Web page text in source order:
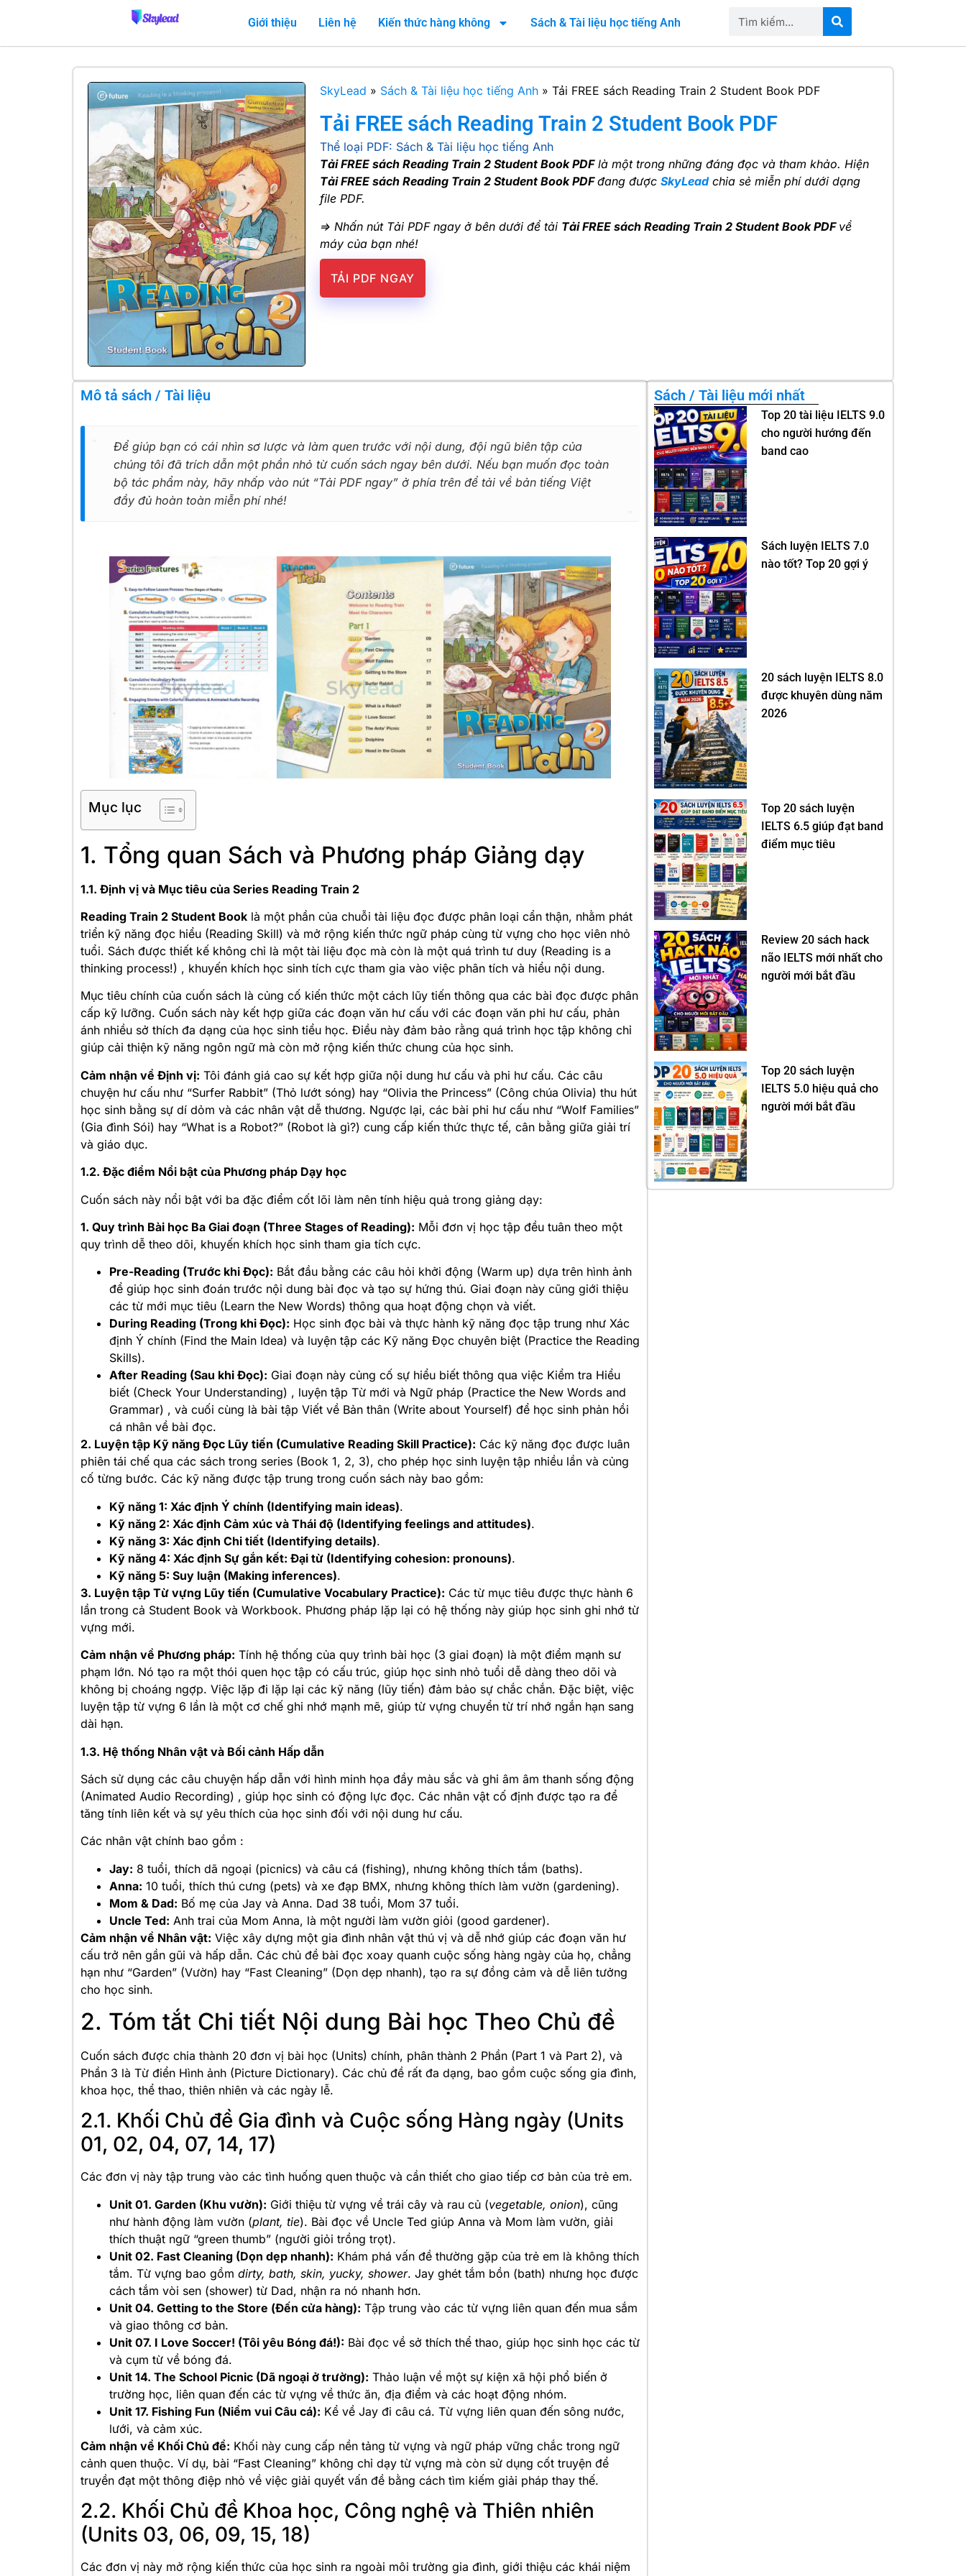
Giới thiệu Liên hệ Kiến thức hàng không Sách & Tài liệu học tiếng Anh
SkyLead » Sách & Tài liệu học tiếng Anh» Tải FREE sách Reading Train 2 Student Book PDF
Tải FREE sách Reading Train 2 Student Book PDF
Thể loại PDF: Sách & Tài liệu học tiếng Anh
Tải FREE sách Reading Train 2 Student Book PDFlà một trong những đáng đọc và tham khảo. Hiện
Tải FREE sách Reading Train 2 Student Book PDFđang được SkyLeadchia sẻ miễn phí dưới dạng
file PDF.
=> Nhấn nút Tải PDF ngay ở bên dưới để tải Tải FREE sách Reading Train 2 Student Book PDF về
máy của bạn nhé!
TẢI PDF NGAY
Mô tả sách / Tài liệu
Để giúp bạn có cái nhìn sơ lược và làm quen trước với nội dung, đội ngũ biên tập của
chúng tôi đã trích dẫn một phần nhỏ từ cuốn sách ngay bên dưới. Nếu bạn muốn đọc toàn
bộ tác phẩm này, hãy nhấp vào nút “Tải PDF ngay” ở phía trên để tải về bản tiếng Việt
đầy đủ hoàn toàn miễn phí nhé!
Mục lục
1. Tổng quan Sách và Phương pháp Giảng dạy
1.1. Định vị và Mục tiêu của Series Reading Train 2
Reading Train 2 Student Book là một phần của chuỗi tài liệu đọc được phân loại cẩn thận, nhằm phát
triển kỹ năng đọc hiểu (Reading Skill) và mở rộng kiến thức ngữ pháp cùng từ vựng cho học viên nhỏ
tuổi. Sách được thiết kế không chỉ là một tài liệu đọc mà còn là một quá trình tư duy (Reading is a
thinking process!) , khuyến khích học sinh tích cực tham gia vào việc phân tích và hiểu nội dung.
Mục tiêu chính của cuốn sách là củng cố kiến thức một cách lũy tiến thông qua các bài đọc được phân
cấp kỹ lưỡng. Cuốn sách này kết hợp giữa các đoạn văn hư cấu với các đoạn văn phi hư cấu, phản
ánh nhiều sở thích đa dạng của học sinh tiểu học. Điều này đảm bảo rằng quá trình học tập không chỉ
giúp cải thiện kỹ năng ngôn ngữ mà còn mở rộng kiến thức chung của học sinh.
Cảm nhận về Định vị: Tôi đánh giá cao sự kết hợp giữa nội dung hư cấu và phi hư cấu. Các câu
chuyện hư cấu như “Surfer Rabbit” (Thỏ lướt sóng) hay “Olivia the Princess” (Công chúa Olivia) thu hút
học sinh bằng sự dí dỏm và các nhân vật dễ thương. Ngược lại, các bài phi hư cấu như “Wolf Families”
(Gia đình Sói) hay “What is a Robot?” (Robot là gì?) cung cấp kiến thức thực tế, cân bằng giữa giải trí
và giáo dục.
1.2. Đặc điểm Nổi bật của Phương pháp Dạy học
Cuốn sách này nổi bật với ba đặc điểm cốt lõi làm nên tính hiệu quả trong giảng dạy:
1. Quy trình Bài học Ba Giai đoạn (Three Stages of Reading): Mỗi đơn vị học tập đều tuân theo một
quy trình dễ theo dõi, khuyến khích học sinh tham gia tích cực.
Pre-Reading (Trước khi Đọc): Bắt đầu bằng các câu hỏi khởi động (Warm up) dựa trên hình ảnh
để giúp học sinh đoán trước nội dung bài đọc và tạo sự hứng thú. Giai đoạn này cũng giới thiệu
các từ mới mục tiêu (Learn the New Words) thông qua hoạt động chọn và viết.
During Reading (Trong khi Đọc): Học sinh đọc bài và thực hành kỹ năng đọc tập trung như Xác
định Ý chính (Find the Main Idea) và luyện tập các Kỹ năng Đọc chuyên biệt (Practice the Reading
Skills).
After Reading (Sau khi Đọc): Giai đoạn này củng cố sự hiểu biết thông qua việc Kiểm tra Hiểu
biết (Check Your Understanding) , luyện tập Từ mới và Ngữ pháp (Practice the New Words and
Grammar) , và cuối cùng là bài tập Viết về Bản thân (Write about Yourself) để học sinh phản hồi
cá nhân về bài đọc.
2. Luyện tập Kỹ năng Đọc Lũy tiến (Cumulative Reading Skill Practice): Các kỹ năng đọc được luân
phiên tái chế qua các sách trong series (Book 1, 2, 3), cho phép học sinh luyện tập nhiều lần và củng
cố từng bước. Các kỹ năng được tập trung trong cuốn sách này bao gồm:
Kỹ năng 1: Xác định Ý chính (Identifying main ideas).
Kỹ năng 2: Xác định Cảm xúc và Thái độ (Identifying feelings and attitudes).
Kỹ năng 3: Xác định Chi tiết (Identifying details).
Kỹ năng 4: Xác định Sự gắn kết: Đại từ (Identifying cohesion: pronouns).
Kỹ năng 5: Suy luận (Making inferences).
3. Luyện tập Từ vựng Lũy tiến (Cumulative Vocabulary Practice): Các từ mục tiêu được thực hành 6
lần trong cả Student Book và Workbook. Phương pháp lặp lại có hệ thống này giúp học sinh ghi nhớ từ
vựng mới.
Cảm nhận về Phương pháp: Tính hệ thống của quy trình bài học (3 giai đoạn) là một điểm mạnh sư
phạm lớn. Nó tạo ra một thói quen học tập có cấu trúc, giúp học sinh nhỏ tuổi dễ dàng theo dõi và
không bị choáng ngợp. Việc lặp đi lặp lại các kỹ năng (lũy tiến) đảm bảo sự chắc chắn. Đặc biệt, việc
luyện tập từ vựng 6 lần là một cơ chế ghi nhớ mạnh mẽ, giúp từ vựng chuyển từ trí nhớ ngắn hạn sang
dài hạn.
1.3. Hệ thống Nhân vật và Bối cảnh Hấp dẫn
Sách sử dụng các câu chuyện hấp dẫn với hình minh họa đầy màu sắc và ghi âm âm thanh sống động
(Animated Audio Recording) , giúp học sinh có động lực đọc. Các nhân vật cố định được tạo ra để
tăng tính liên kết và sự yêu thích của học sinh đối với nội dung hư cấu.
Các nhân vật chính bao gồm :
Jay: 8 tuổi, thích dã ngoại (picnics) và câu cá (fishing), nhưng không thích tắm (baths).
Anna: 10 tuổi, thích thú cưng (pets) và xe đạp BMX, nhưng không thích làm vườn (gardening).
Mom & Dad: Bố mẹ của Jay và Anna. Dad 38 tuổi, Mom 37 tuổi.
Uncle Ted: Anh trai của Mom Anna, là một người làm vườn giỏi (good gardener).
Cảm nhận về Nhân vật: Việc xây dựng một gia đình nhân vật thú vị và dễ nhớ giúp các đoạn văn hư
cấu trở nên gần gũi và hấp dẫn. Các chủ đề bài đọc xoay quanh cuộc sống hàng ngày của họ, chẳng
hạn như “Garden” (Vườn) hay “Fast Cleaning” (Dọn dẹp nhanh), tạo ra sự đồng cảm và dễ liên tưởng
cho học sinh.
2. Tóm tắt Chi tiết Nội dung Bài học Theo Chủ đề
Cuốn sách được chia thành 20 đơn vị bài học (Units) chính, phân thành 2 Phần (Part 1 và Part 2), và
Phần 3 là Từ điển Hình ảnh (Picture Dictionary). Các chủ đề rất đa dạng, bao gồm cuộc sống gia đình,
khoa học, thể thao, thiên nhiên và các ngày lễ.
2.1. Khối Chủ đề Gia đình và Cuộc sống Hàng ngày (Units
01, 02, 04, 07, 14, 17)
Các đơn vị này tập trung vào các tình huống quen thuộc và cần thiết cho giao tiếp cơ bản của trẻ em.
Unit 01. Garden (Khu vườn): Giới thiệu từ vựng về trái cây và rau củ (vegetable, onion), cũng
như hành động làm vườn (plant, tie). Bài đọc về Uncle Ted giúp Anna và Mom làm vườn, giải
thích thuật ngữ “green thumb” (người giỏi trồng trọt).
Unit 02. Fast Cleaning (Dọn dẹp nhanh): Khám phá vấn đề thường gặp của trẻ em là không thích
tắm. Từ vựng bao gồm dirty, bath, skin, yucky, shower. Jay ghét tắm bồn (bath) nhưng học được
cách tắm vòi sen (shower) từ Dad, nhận ra nó nhanh hơn.
Unit 04. Getting to the Store (Đến cửa hàng): Tập trung vào các từ vựng liên quan đến mua sắm
và giao thông cơ bản.
Unit 07. I Love Soccer! (Tôi yêu Bóng đá!): Bài đọc về sở thích thể thao, giúp học sinh học các từ
và cụm từ về bóng đá.
Unit 14. The School Picnic (Dã ngoại ở trường): Thảo luận về một sự kiện xã hội phổ biến ở
trường học, liên quan đến các từ vựng về thức ăn, địa điểm và các hoạt động nhóm.
Unit 17. Fishing Fun (Niềm vui Câu cá): Kể về Jay đi câu cá. Từ vựng liên quan đến sông nước,
lưới, và cảm xúc.
Cảm nhận về Khối Chủ đề: Khối này cung cấp nền tảng từ vựng và ngữ pháp vững chắc trong ngữ
cảnh quen thuộc. Ví dụ, bài “Fast Cleaning” không chỉ dạy từ vựng mà còn sử dụng cốt truyện để
truyền đạt một thông điệp nhỏ về việc giải quyết vấn đề bằng cách tìm kiếm giải pháp thay thế.
2.2. Khối Chủ đề Khoa học, Công nghệ và Thiên nhiên
(Units 03, 06, 09, 15, 18)
Các đơn vị này mở rộng kiến thức của học sinh ra ngoài môi trường gia đình, giới thiệu các khái niệm
Sách / Tài liệu mới nhất
Top 20 tài liệu IELTS 9.0
cho người hướng đến
band cao
Sách luyện IELTS 7.0
nào tốt? Top 20 gợi ý
20 sách luyện IELTS 8.0
được khuyên dùng năm
2026
Top 20 sách luyện
IELTS 6.5 giúp đạt band
điểm mục tiêu
Review 20 sách hack
não IELTS mới nhất cho
người mới bắt đầu
Top 20 sách luyện
IELTS 5.0 hiệu quả cho
người mới bắt đầu